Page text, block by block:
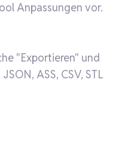
Anpassungen vor.
"Exportieren" und
ASS, CSV, STL